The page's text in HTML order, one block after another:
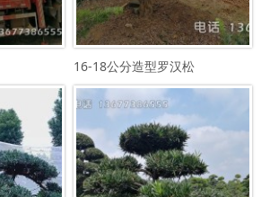
16-18公分造型罗汉松